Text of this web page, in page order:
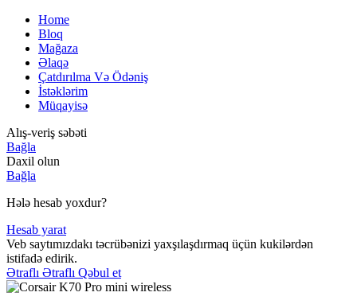
Home
Bloq
Mağaza
Əlaqə
Çatdırılma Və Ödəniş
İstəklərim
Müqayisə
Alış-veriş səbəti
Bağla
Daxil olun
Bağla
Hələ hesab yoxdur?
Hesab yarat
Veb saytımızdakı təcrübənizi yaxşılaşdırmaq üçün kukilərdən
istifadə edirik.
Ətraflı Ətraflı Qəbul et